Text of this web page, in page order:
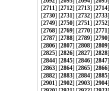
[2711] [2712] [2713] [2714
[2730] [2731] [2732] [2733
[2749] [2750] [2751] [2752
[2768] [2769] [2770] [2771
[2787] [2788] [2789] [2790
[2806] [2807] [2808] [2809
[2825] [2826] [2827] [2828
[2844] [2845] [2846] [2847
[2863] [2864] [2865] [2866
[2882] [2883] [2884] [2885
[2901] [2902] [2903] [2904